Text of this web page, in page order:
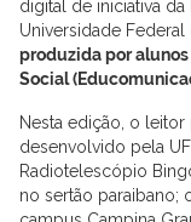
digital de iniciativa da
Universidade
produzida por
Social
Nesta edição, o
desenvolvido pela
Radiotelescópio
no sertão paraibano;